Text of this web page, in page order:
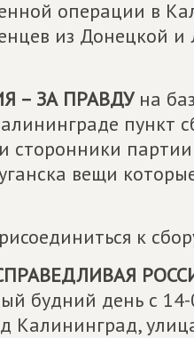
операции в
из Донецкой
– ЗА ПРАВДУна
пункт
вещи
к
будний день с
Калининград,